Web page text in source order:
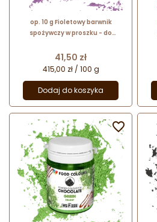
op. 10 g Fioletowy barwnik
spożywczy w proszku - do
tłuszczu - WS-P-250 Food
Colours
Cena
41,50 zł
415,00 zł / 100 g
Dodaj do koszyka
